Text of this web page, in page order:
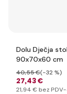
Dolu Dječja
90x70x60 cm
27,43 €
40,55 €(-32 %)
21,94 € bez